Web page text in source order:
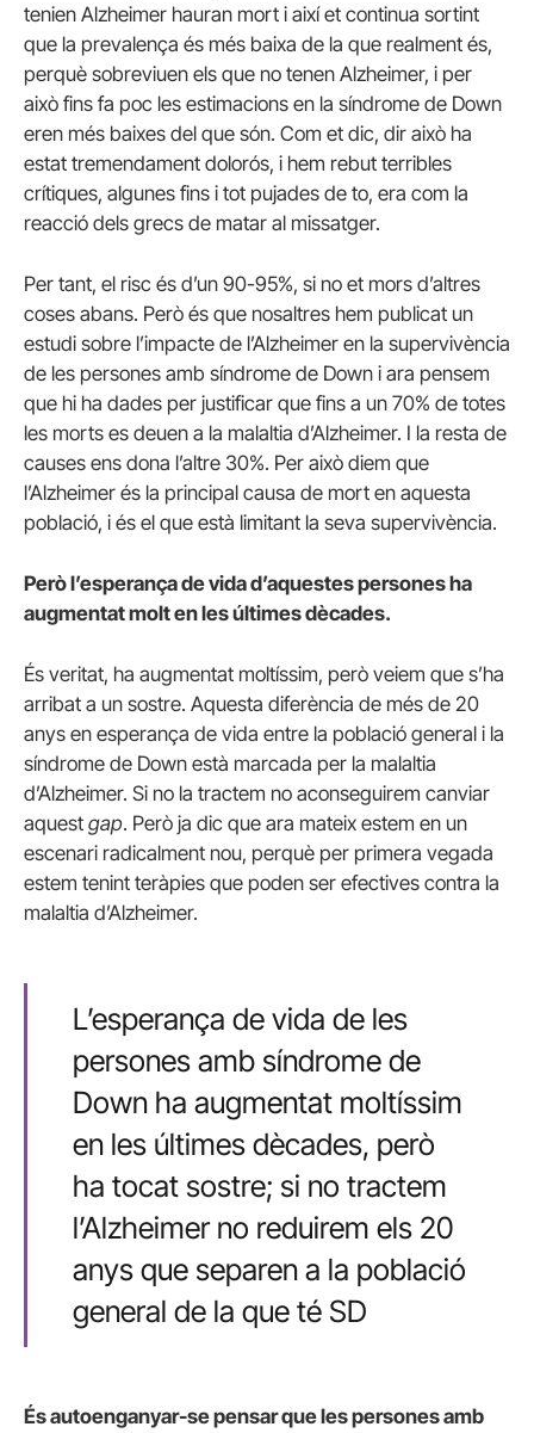
tenien Alzheimer hauran mort i així et continua sortint
que la prevalença és més baixa de la que realment és,
perquè sobreviuen els que no tenen Alzheimer, i per
això fins fa poc les estimacions en la síndrome de Down
eren més baixes del que són. Com et dic, dir això ha
estat tremendament dolorós, i hem rebut terribles
crítiques, algunes fins i tot pujades de to, era com la
reacció dels grecs de matar al missatger.
Per tant, el risc és d’un 90-95%, si no et mors d’altres
coses abans. Però és que nosaltres hem publicat un
estudi sobre l’impacte de l’Alzheimer en la supervivència
de les persones amb síndrome de Down i ara pensem
que hi ha dades per justificar que fins a un 70% de totes
les morts es deuen a la malaltia d’Alzheimer. I la resta de
causes ens dona l’altre 30%. Per això diem que
l’Alzheimer és la principal causa de mort en aquesta
població, i és el que està limitant la seva supervivència.
Però l’esperança de vida d’aquestes persones ha
augmentat molt en les últimes dècades.
És veritat, ha augmentat moltíssim, però veiem que s’ha
arribat a un sostre. Aquesta diferència de més de 20
anys en esperança de vida entre la població general i la
síndrome de Down està marcada per la malaltia
d’Alzheimer. Si no la tractem no aconseguirem canviar
aquest gap. Però ja dic que ara mateix estem en un
escenari radicalment nou, perquè per primera vegada
estem tenint teràpies que poden ser efectives contra la
malaltia d’Alzheimer.
L’esperança de vida de les
persones amb síndrome de
Down ha augmentat moltíssim
en les últimes dècades, però
ha tocat sostre; si no tractem
l’Alzheimer no reduirem els 20
anys que separen a la població
general de la que té SD
És autoenganyar-se pensar que les persones amb